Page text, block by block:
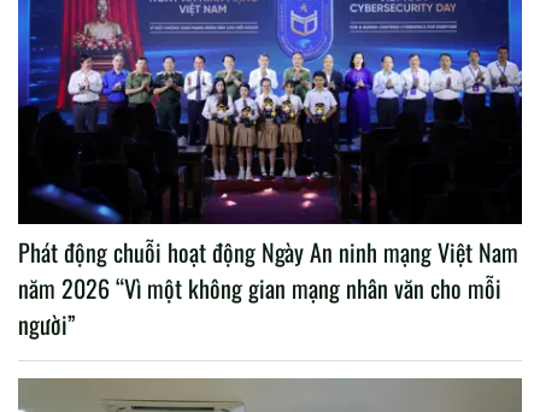
Phát động chuỗi hoạt động Ngày An ninh mạng Việt Nam
năm 2026 “Vì một không gian mạng nhân văn cho mỗi
người”